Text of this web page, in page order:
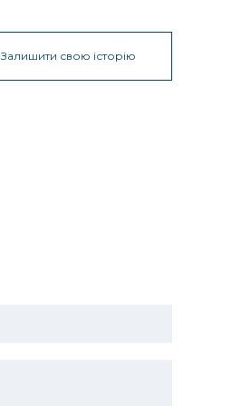
Залишити свою історію